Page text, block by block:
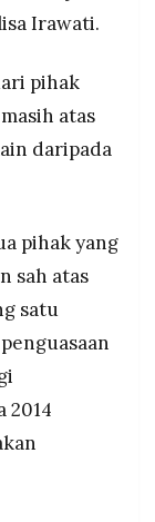
Irawati.
pihak
atas
daripada
pihak yang
sah atas
satu
2014